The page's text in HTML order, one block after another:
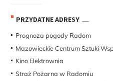
PRZYDATNE ADRESY
Prognoza pogody Radom
Mazowieckie Centrum Sztuki
Kino Elektrownia
Straż Pożarna w Radomiu